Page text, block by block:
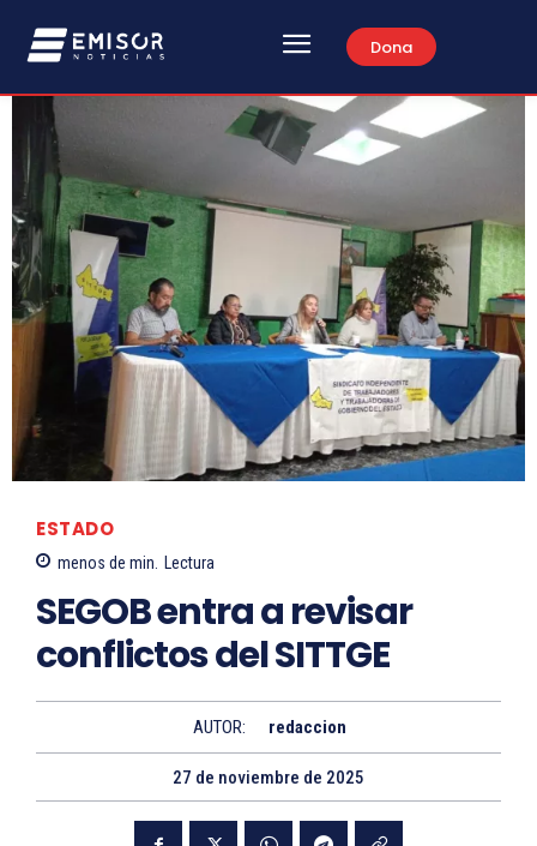
Dona
ESTADO
menos de min. Lectura
SEGOB entra a revisar
conflictos del SITTGE
AUTOR: redaccion
27 de noviembre de 2025